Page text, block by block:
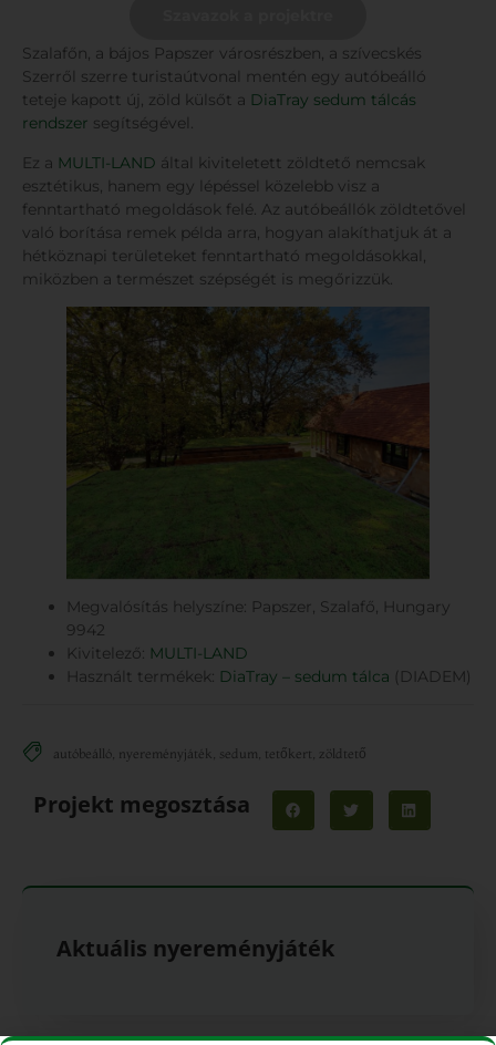
Szalafőn, a bájos Papszer városrészben, a szívecskés
Szerről szerre turistaútvonal mentén egy autóbeálló
teteje kapott új, zöld külsőt a DiaTray sedum tálcás
rendszer segítségével.
Ez a MULTI-LAND által kiviteletett zöldtető nemcsak
esztétikus, hanem egy lépéssel közelebb visz a
fenntartható megoldások felé. Az autóbeállók zöldtetővel
való borítása remek példa arra, hogyan alakíthatjuk át a
hétköznapi területeket fenntartható megoldásokkal,
miközben a természet szépségét is megőrizzük.
Megvalósítás helyszíne: Papszer, Szalafő, Hungary
9942
Kivitelező: MULTI-LAND
Használt termékek: DiaTray – sedum tálca (DIADEM)
autóbeálló nyereményjáték sedum tetőkert zöldtető
Projekt megosztása
Aktuális nyereményjáték